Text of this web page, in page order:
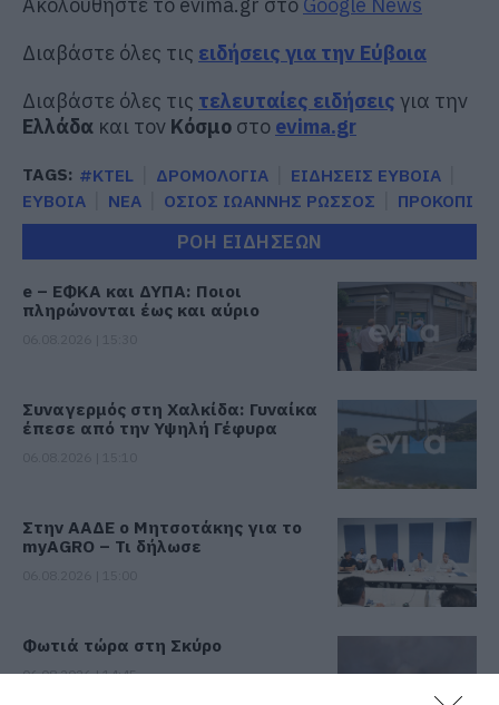
Διαβάστε όλες τις ειδήσεις για την Εύβοια
Διαβάστε όλες τις τελευταίες ειδήσεις για την
Ελλάδα και τον Κόσμο στο evima.gr
TAGS: #KTEL ΔΡΟΜΟΛΟΓΙΑ
ΕΙΔΗΣΕΙΣ ΕΥΒΟΙΑ
ΕΥΒΟΙΑ
ΝΕΑ ΟΣΙΟΣ ΙΩΑΝΝΗΣ ΡΩΣΣΟΣ ΠΡΟΚΟΠΙ
ΡΟΗ ΕΙΔΗΣΕΩΝ
e – ΕΦΚΑ και ΔΥΠΑ: Ποιοι
πληρώνονται έως και αύριο
Συναγερμός στη Χαλκίδα: Γυναίκα
έπεσε από την Υψηλή Γέφυρα
Στην ΑΑΔΕ ο Μητσοτάκης για το
myAGRO – Τι δήλωσε
Φωτιά τώρα στη Σκύρο
06.08.2026 | 14:45